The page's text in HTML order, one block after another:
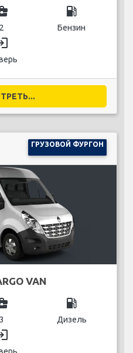
2
local_gas_station
Бензин
ГРУЗОВОЙ ФУРГОН
VAN
3
local_gas_station
Дизель